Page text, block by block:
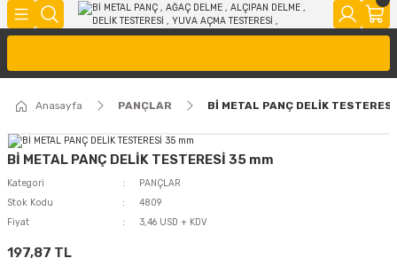
Anasayfa PANÇLAR Bİ METAL PANÇ DELİK
Bİ METAL PANÇ DELİK TESTERESİ 35 mm
Kategori
PANÇLAR
Stok Kodu
4809
Fiyat
3,46 USD + KDV
197,87 TL